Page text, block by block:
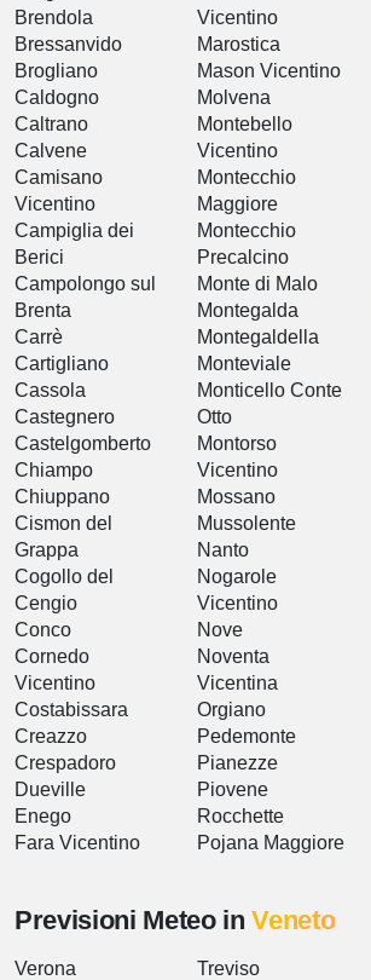
Brendola
Bressanvido
Brogliano
Caldogno
Caltrano
Calvene
Camisano
Vicentino
Campiglia dei
Berici
Campolongo sul
Brenta
Carrè
Cartigliano
Cassola
Castegnero
Castelgomberto
Chiampo
Chiuppano
Cismon del
Grappa
Cogollo del
Cengio
Conco
Cornedo
Vicentino
Costabissara
Creazzo
Crespadoro
Dueville
Enego
Fara Vicentino
Vicentino
Marostica
Mason Vicentino
Molvena
Montebello
Vicentino
Montecchio
Maggiore
Montecchio
Precalcino
Monte di Malo
Montegalda
Montegaldella
Monteviale
Monticello Conte
Otto
Montorso
Vicentino
Mossano
Mussolente
Nanto
Nogarole
Vicentino
Nove
Noventa
Vicentina
Orgiano
Pedemonte
Pianezze
Piovene
Rocchette
Pojana Maggiore
Previsioni Meteo inVeneto
Verona
Treviso